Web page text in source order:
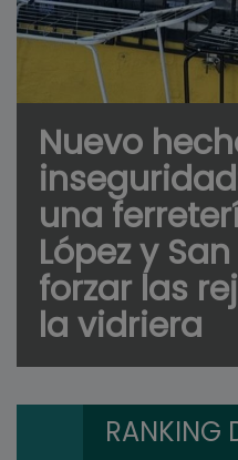
Nuevo
una
López y
forzar las
la vidriera
RANKING